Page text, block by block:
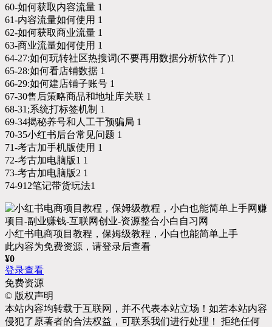
60-如何获取内容流量 1
61-内容流量如何使用 1
62-如何获取商业流量 1
63-商业流量如何使用 1
64-27:如何玩转社区热搜词(不要再用数据分析软件了)1
65-28:如何看店铺数据 1
66-29:如何建店铺子账号 1
67-30售后策略商品和地址库关联 1
68-31;系统打标签机制 1
69-34揭秘养号和人工干预骗局 1
70-35小红书后台常见问题 1
71-考古加手机版使用 1
72-考古加电脑版1 1
73-考古加电脑版2 1
74-912笔记带货玩法1
小红书电商项目教程，保姆级教程，小白也能简单上手
此内容为免费资源，请登录后查看
¥0
登录查看
免费资源
© 版权声明
本站内容均转载于互联网，并不代表本站立场！如若本站内容
侵犯了原著者的合法权益，可联系我们进行处理！ 拒绝任何